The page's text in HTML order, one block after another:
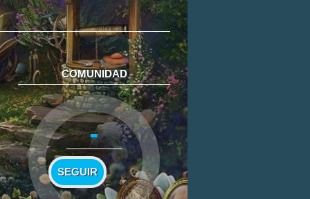
COMUNIDAD
-
SEGUIR